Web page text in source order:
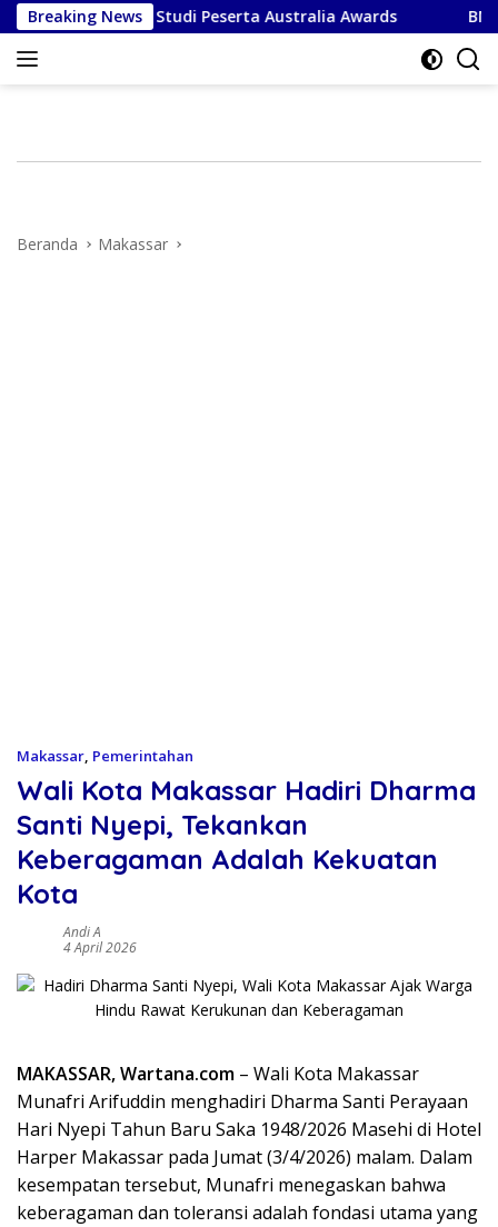
Langsung
ke
konten
Breaking News
Lokus Studi Peserta Australia Awards BNI Raih
Beranda Makassar
Makassar, Pemerintahan
Wali Kota Makassar Hadiri Dharma
Santi Nyepi, Tekankan
Keberagaman Adalah Kekuatan
Kota
Andi A
4 April 2026
MAKASSAR, Wartana.com – Wali Kota Makassar
Munafri Arifuddin menghadiri Dharma Santi Perayaan
Hari Nyepi Tahun Baru Saka 1948/2026 Masehi di Hotel
Harper Makassar pada Jumat (3/4/2026) malam. Dalam
kesempatan tersebut, Munafri menegaskan bahwa
keberagaman dan toleransi adalah fondasi utama yang